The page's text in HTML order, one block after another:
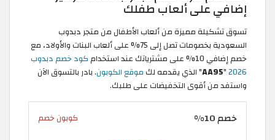
إضافي على ألعاب طفلك
تسوق تشكيلة مميزة من ألعاب الأطفال من متجر دبدوب
السعودية بخصومات تصل إلى 75% على ألعاب البنات والأولاد، مع
خصم إضافي 10% على مشترياتك عند استخدام
كود خصم دبدوب
2026
"
AA95" الذي يقدمه لك موقع الكوبون. بادر بالتسوق الآن
واستفد من أقوى التخفيضات على طلبك.
خصم 10% كوبون خصم